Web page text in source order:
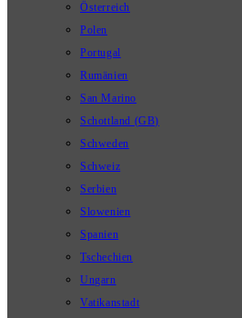
Österreich
Polen
Portugal
Rumänien
San Marino
Schottland (GB)
Schweden
Schweiz
Serbien
Slowenien
Spanien
Tschechien
Ungarn
Vatikanstadt